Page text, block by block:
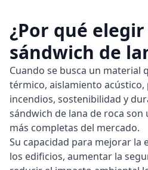
¿Por qué
sándwich de
Cuando se busca un material
térmico, aislamiento
incendios, sostenibilidad y
sándwich de lana de roca son
más completas del mercado.
Su capacidad para mejorar la
los edificios, aumentar la